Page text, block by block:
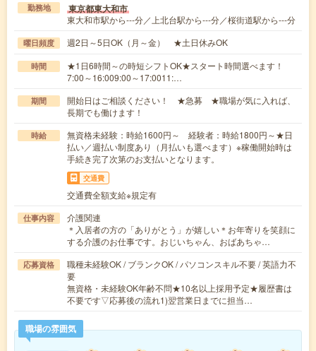
勤務地 東京都東大和市
東大和市駅から---分／上北台駅から---分／桜街道駅から---分
曜日頻度 週2日～5日OK（月～金） ★土日休みOK
時間
★1日6時間～の時短シフトOK★スタート時間選べます！
7:00～16:009:00～17:0011:…
期間
開始日はご相談ください！ ★急募 ★職場が気に入れば、
長期でも働けます！
時給
無資格未経験：時給1600円～ 経験者：時給1800円～★日
払い／週払い制度あり（月払いも選べます）※稼働開始時は
手続き完了次第のお支払いとなります。
交通費
交通費全額支給※規定有
仕事内容
介護関連
＊入居者の方の「ありがとう」が嬉しい＊お年寄りを笑顔に
する介護のお仕事です。おじいちゃん、おばあちゃ…
応募資格
職種未経験OK / ブランクOK / パソコンスキル不要 / 英語力不
要
無資格・未経験OK年齢不問★10名以上採用予定★履歴書は
不要です▽応募後の流れ1)翌営業日までに担当…
職場の雰囲気